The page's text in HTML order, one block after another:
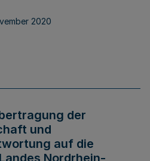
2020
der
und
auf die
Nordrhein-